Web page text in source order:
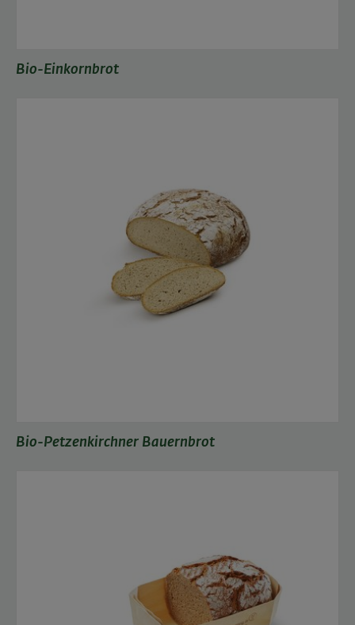
Bio-Einkornbrot
Bio-Petzenkirchner Bauernbrot